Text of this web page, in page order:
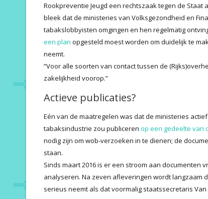
Rookpreventie Jeugd een rechtszaak tegen de
bleek dat de ministeries van Volksgezondheid en
tabakslobbyisten omgingen en hen regelmatig
een plan opgesteld moest worden om duidelijk te
neemt.
“Voor alle soorten van contact tussen de
zakelijkheid voorop.”
Actieve publicaties?
Eén van de maatregelen was dat de ministeries
tabaksindustrie zou publiceren op een gedeelte van
nodig zijn om wob-verzoeken in te dienen; de
staan.
Sinds maart 2016 is er een stroom aan documenten
analyseren. Na zeven afleveringen wordt langzaam
serieus neemt als dat voormalig staatssecretaris